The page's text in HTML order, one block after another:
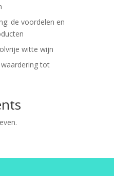
de voordelen en
witte wijn
waardering tot